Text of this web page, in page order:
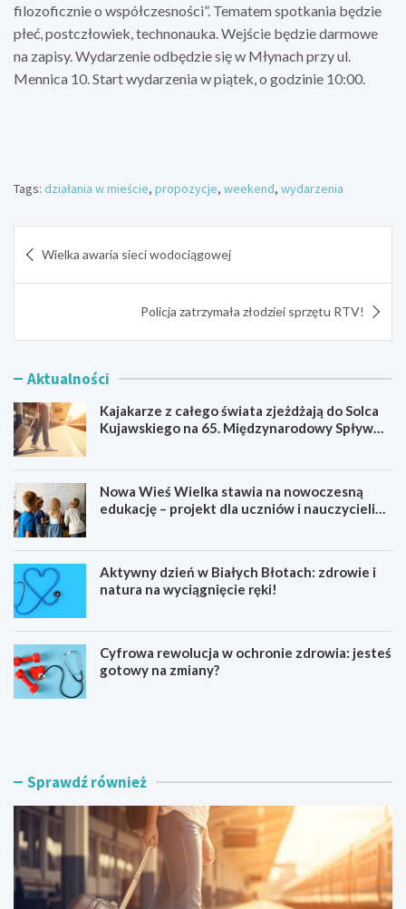
filozoficznie o współczesności”. Tematem spotkania będzie
płeć, postczłowiek, technonauka. Wejście będzie darmowe
na zapisy. Wydarzenie odbędzie się w Młynach przy ul.
Mennica 10. Start wydarzenia w piątek, o godzinie 10:00.
Tags: działania w mieście, propozycje, weekend, wydarzenia
wpisu
Wielka awaria sieci wodociągowej
Policja zatrzymała złodziei sprzętu RTV!
Aktualności
Kajakarze z całego świata zjeżdżają do Solca
Kujawskiego na 65. Międzynarodowy Spływ
Nowa Wieś Wielka stawia na nowoczesną
edukację – projekt dla uczniów i nauczycieli
Aktywny dzień w Białych Błotach: zdrowie i
natura na wyciągnięcie ręki!
Cyfrowa rewolucja w ochronie zdrowia: jesteś
gotowy na zmiany?
K
a
e
z
c
a
N
i
W
e
Sprawdź również